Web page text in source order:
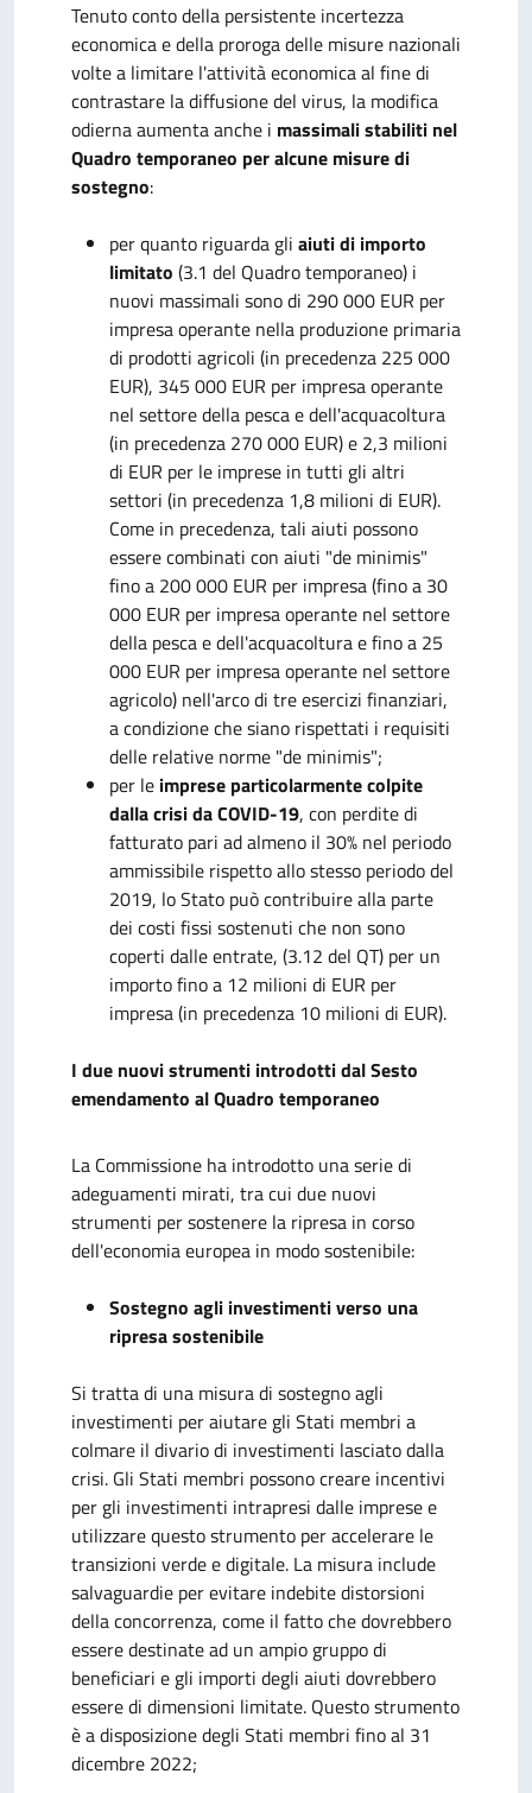
Tenuto conto della persistente incertezza
economica e della proroga delle misure nazionali
volte a limitare l'attività economica al fine di
contrastare la diffusione del virus, la modifica
odierna aumenta anche i massimali stabiliti nel
Quadro temporaneo per alcune misure di
sostegno:
per quanto riguarda gli aiuti di importo
limitato (3.1 del Quadro temporaneo) i
nuovi massimali sono di 290 000 EUR per
impresa operante nella produzione primaria
di prodotti agricoli (in precedenza 225 000
EUR), 345 000 EUR per impresa operante
nel settore della pesca e dell'acquacoltura
(in precedenza 270 000 EUR) e 2,3 milioni
di EUR per le imprese in tutti gli altri
settori (in precedenza 1,8 milioni di EUR).
Come in precedenza, tali aiuti possono
essere combinati con aiuti "de minimis"
fino a 200 000 EUR per impresa (fino a 30
000 EUR per impresa operante nel settore
della pesca e dell'acquacoltura e fino a 25
000 EUR per impresa operante nel settore
agricolo) nell'arco di tre esercizi finanziari,
a condizione che siano rispettati i requisiti
delle relative norme "de minimis";
per le imprese particolarmente colpite
dalla crisi da COVID-19, con perdite di
fatturato pari ad almeno il 30% nel periodo
ammissibile rispetto allo stesso periodo del
2019, lo Stato può contribuire alla parte
dei costi fissi sostenuti che non sono
coperti dalle entrate, (3.12 del QT) per un
importo fino a 12 milioni di EUR per
impresa (in precedenza 10 milioni di EUR).
I due nuovi strumenti introdotti dal Sesto
emendamento al Quadro temporaneo
La Commissione ha introdotto una serie di
adeguamenti mirati, tra cui due nuovi
strumenti per sostenere la ripresa in corso
dell'economia europea in modo sostenibile:
Sostegno agli investimenti verso una
ripresa sostenibile
Si tratta di una misura di sostegno agli
investimenti per aiutare gli Stati membri a
colmare il divario di investimenti lasciato dalla
crisi. Gli Stati membri possono creare incentivi
per gli investimenti intrapresi dalle imprese e
utilizzare questo strumento per accelerare le
transizioni verde e digitale. La misura include
salvaguardie per evitare indebite distorsioni
della concorrenza, come il fatto che dovrebbero
essere destinate ad un ampio gruppo di
beneficiari e gli importi degli aiuti dovrebbero
essere di dimensioni limitate. Questo strumento
è a disposizione degli Stati membri fino al 31
dicembre 2022;